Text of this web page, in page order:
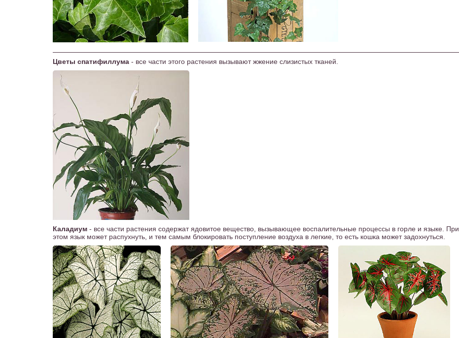
Цветы спатифиллума - все части этого растения вызывают жжение слизистых тканей.
Каладиум - все части растения содержат ядовитое вещество, вызывающее воспалительные процессы в горле и языке. При
этом язык может распухнуть, и тем самым блокировать поступление воздуха в легкие, то есть кошка может задохнуться.